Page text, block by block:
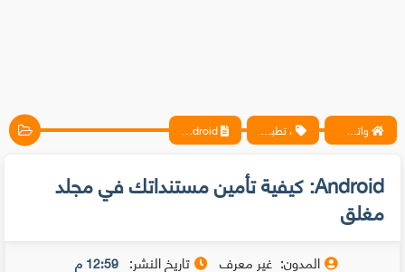
واتس آب ، فيسبوك ، أنترنت ، شروحات تقنية حصرية - المحترف ، تطبيقات Android: كيفية تأمين مستنداتك في مجلد مغلق
Android: كيفية تأمين مستنداتك في مجلد
مغلق
المدون: غير معرف تاريخ النشر: 12:59 م